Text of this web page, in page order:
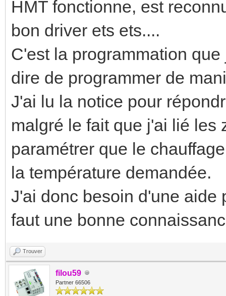
HMT fonctionne, est
bon driver ets ets....
C'est la programmation
dire de programmer de
J'ai lu la notice pour
malgré le fait que j'ai lié les
paramétrer que le
la température demandée.
J'ai donc besoin d'une aide
faut une bonne
Trouver
filou59
Partner 66506